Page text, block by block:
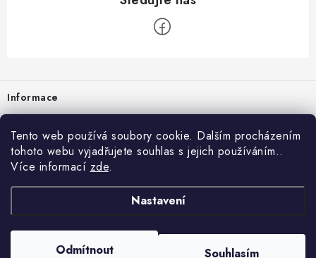
Tento web používá soubory cookie. Dalším procházením
tohoto webu vyjadřujete souhlas s jejich používáním..
Více informací zde.
Nastavení
Odmítnout Souhlasím
Informace
Prodejna
Rady a tipy
vzduchotechnika-ventilace. Všechna práva vyhrazena.